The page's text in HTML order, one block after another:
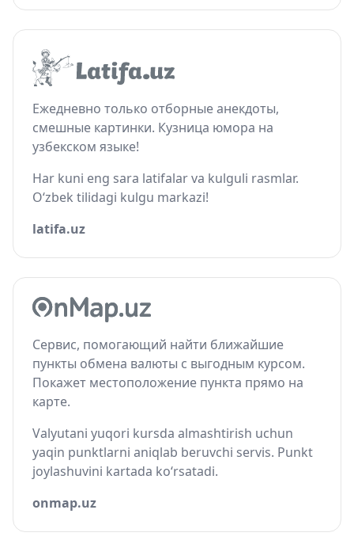
Ежедневно только отборные анекдоты,
смешные картинки. Кузница юмора на
узбекском языке!
Har kuni eng sara latifalar va kulguli rasmlar.
O‘zbek tilidagi kulgu markazi!
latifa.uz
Сервис, помогающий найти ближайшие
пункты обмена валюты с выгодным курсом.
Покажет местоположение пункта прямо на
карте.
Valyutani yuqori kursda almashtirish uchun
yaqin punktlarni aniqlab beruvchi servis. Punkt
joylashuvini kartada ko‘rsatadi.
onmap.uz